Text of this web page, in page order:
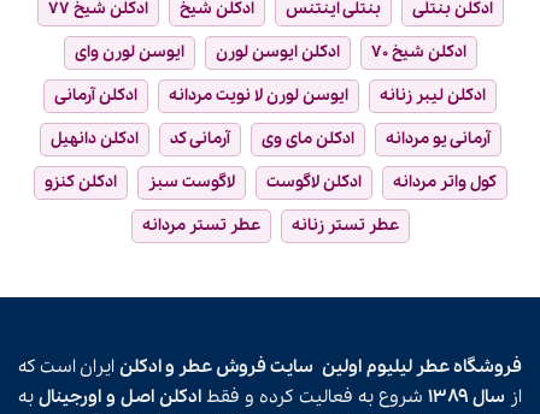
ادکلن بنتلی
بنتلی اینتنس ادکلن شیخ
ادکلن شیخ ۷۷
ادکلن شیخ ۷۰
ادکلن ایوسن لورن
ایوسن لورن وای
ادکلن لیبر زنانه
ایوسن لورن لا نویت مردانه
ادکلن آرمانی
آرمانی یو مردانه
ادکلن مای وی آرمانی کد
ادکلن دانهیل
کول واتر مردانه
ادکلن لاگوست لاگوست سبز
ادکلن کنزو
عطر تستر زنانه
عطر تستر مردانه
فروشگاه عطر لیلیوم اولین سایت فروش عطر و ادکلن ایران است که
از سال ۱۳۸۹ شروع به فعالیت کرده و فقط ادکلن اصل و اورجینال به